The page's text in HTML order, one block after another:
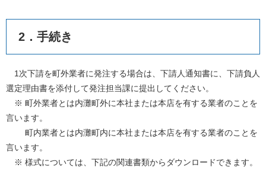
2．手続き
1次下請を町外業者に発注する場合は、下請人通知書に、下請負人
選定理由書を添付して発注担当課に提出してください。
※ 町外業者とは内灘町外に本社または本店を有する業者のことを
言います。
町内業者とは内灘町内に本社または本店を有する業者のことを
言います。
※ 様式については、下記の関連書類からダウンロードできます。